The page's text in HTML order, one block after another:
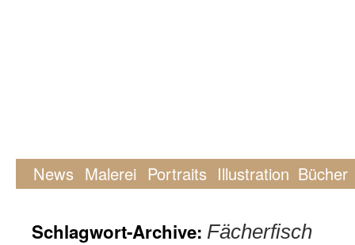
News Malerei Portraits Illustration Bücher
Schlagwort-Archive: Fächerfisch